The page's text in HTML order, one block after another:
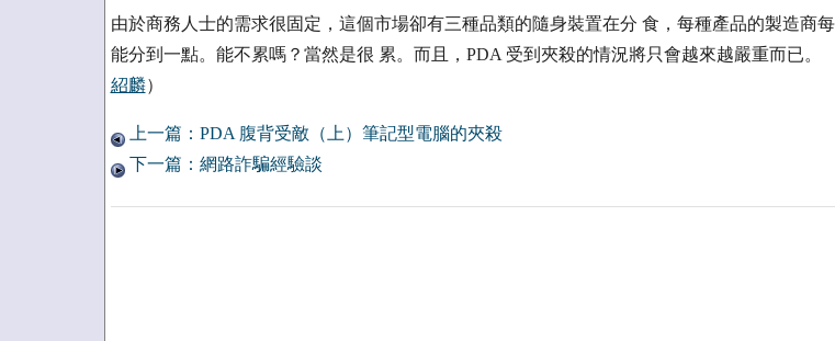
由於商務人士的需求很固定，這個市場卻有三種品類的隨身裝置在分 食，每種產品的製造商
能分到一點。能不累嗎？當然是很 累。而且，PDA 受到夾殺的情況將只會越來越嚴重而已。
紹麟）
上一篇：PDA 腹背受敵（上）筆記型電腦的夾殺
下一篇：網路詐騙經驗談